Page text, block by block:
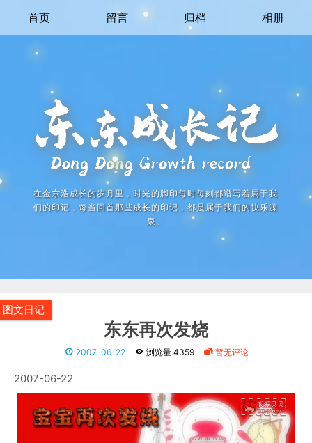
首页 留言 归档 相册
在金东浩成长的岁月里，时光的脚印每时每刻都谱写着属于我
们的印记，每当回首那些成长的印记，都是属于我们的快乐源
泉。
图文日记
东东再次发烧
2007-06-22 浏览量 4359 暂无评论
2007-06-22